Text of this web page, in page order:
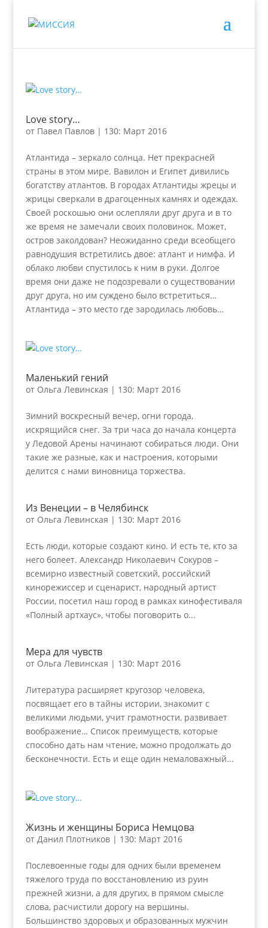
Love story…
от Павел Павлов| 130: Март 2016
Атлантида – зеркало солнца. Нет прекрасней
страны в этом мире. Вавилон и Египет дивились
богатству атлантов. В городах Атлантиды жрецы и
жрицы сверкали в драгоценных камнях и одеждах.
Своей роскошью они ослепляли друг друга и в то
же время не замечали своих половинок. Может,
остров заколдован? Неожиданно среди всеобщего
равнодушия встретились двое: атлант и нимфа. И
облако любви спустилось к ним в руки. Долгое
время они даже не подозревали о существовании
друг друга, но им суждено было встретиться…
Атлантида – это место где зародилась любовь…
Маленький гений
от Ольга Левинская | 130: Март 2016
Зимний воскресный вечер, огни города,
искрящийся снег. За три часа до начала концерта
у Ледовой Арены начинают собираться люди. Они
такие же разные, как и настроения, которыми
делится с нами виновница торжества.
Из Венеции – в Челябинск
от Ольга Левинская | 130: Март 2016
Есть люди, которые создают кино. И есть те, кто за
него болеет. Александр Николаевич Сокуров –
всемирно известный советский, российский
кинорежиссер и сценарист, народный артист
России, посетил наш город в рамках кинофестиваля
«Полный артхаус», чтобы поговорить о...
Мера для чувств
от Ольга Левинская | 130: Март 2016
Литература расширяет кругозор человека,
посвящает его в тайны истории, знакомит с
великими людьми, учит грамотности, развивает
воображение… Список преимуществ, которые
способно дать нам чтение, можно продолжать до
бесконечности. Есть и еще один немаловажный...
Жизнь и женщины Бориса Немцова
от Данил Плотников| 130: Март 2016
Послевоенные годы для одних были временем
тяжелого труда по восстановлению из руин
прежней жизни, а для других, в прямом смысле
слова, расчистили дорогу на вершины.
Большинство здоровых и образованных мужчин